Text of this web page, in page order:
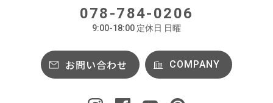
078-784-0206
9:00-18:00 定休日 日曜
お問い合わせ COMPANY